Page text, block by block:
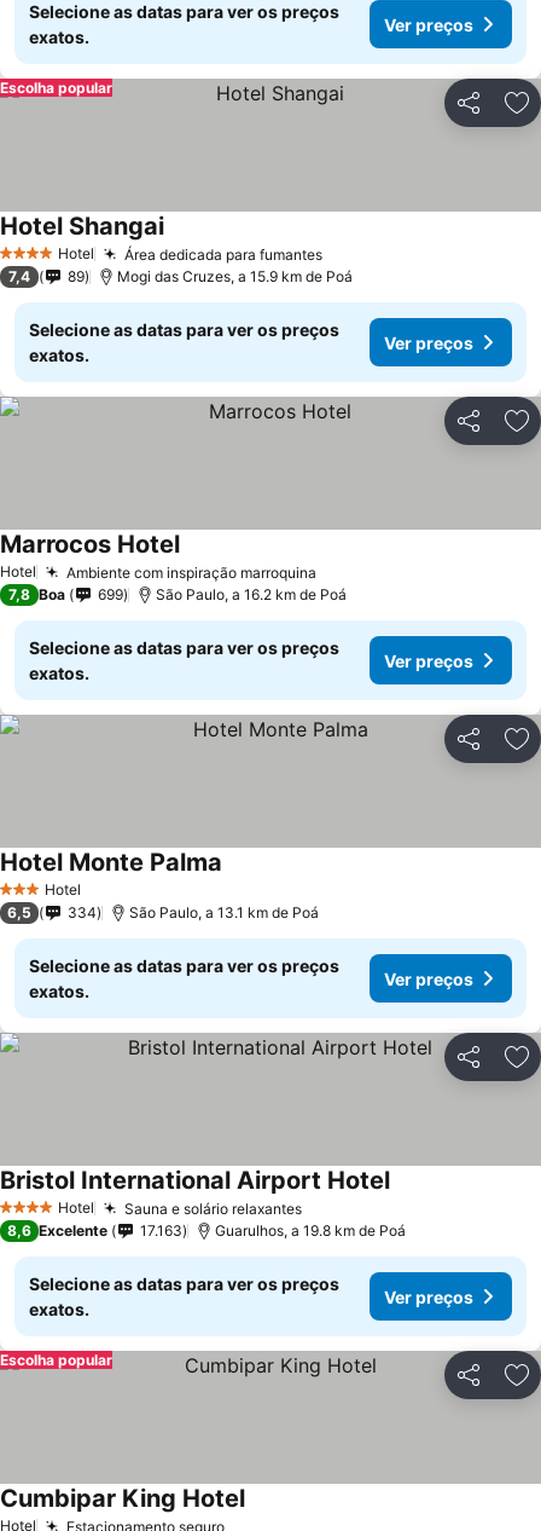
Selecione as datas para ver os preços
exatos.
Ver preços
Partilhar
Escolha popular
4 EstrelasHotel Área dedicada para fumantes
Hotel Shangai
7,4 89 Mogi das Cruzes, a 15.9 km de Poá
Selecione as datas para ver os preços
exatos.
Ver preços
Partilhar
Hotel Ambiente com inspiração marroquina
Marrocos Hotel
7,8 Boa 699 São Paulo, a 16.2 km de Poá
Selecione as datas para ver os preços
exatos.
Ver preços
Partilhar
3 EstrelasHotel
Hotel Monte Palma
6,5 334 São Paulo, a 13.1 km de Poá
Selecione as datas para ver os preços
exatos.
Ver preços
Partilhar
4 EstrelasHotel Sauna e solário relaxantes
Bristol International Airport Hotel
8,6 Excelente 17.163 Guarulhos, a 19.8 km de Poá
Selecione as datas para ver os preços
exatos.
Ver preços
Partilhar
Escolha popular
Hotel Estacionamento seguro
Cumbipar King Hotel